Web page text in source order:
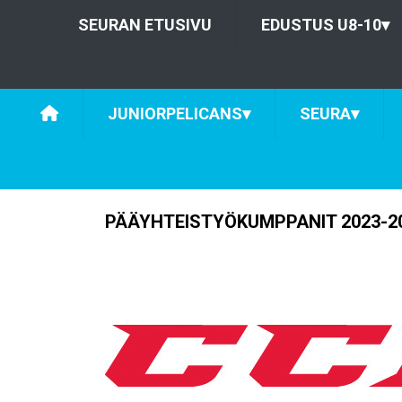
SEURAN ETUSIVU EDUSTUS U8-10▾
JUNIORPELICANS▾ SEURA▾
PÄÄYHTEISTYÖKUMPPANIT 2023-